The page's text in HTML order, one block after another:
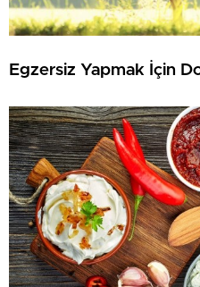
Egzersiz Yapmak İçin